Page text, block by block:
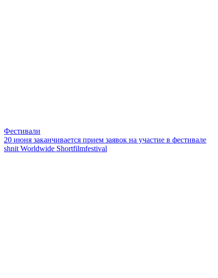
Фестивали
20 июня заканчивается прием заявок на участие в фестивале
shnit Worldwide Shortfilmfestival